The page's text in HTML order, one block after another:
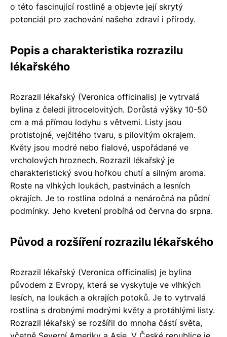
o této fascinující rostlině a objevte její skrytý
potenciál pro zachování našeho zdraví i přírody.
Popis a charakteristika rozrazilu
lékařského
Rozrazil lékařský (Veronica officinalis) je vytrvalá
bylina z čeledi jitrocelovitých. Dorůstá výšky 10-50
cm a má přímou lodyhu s větvemi. Listy jsou
protistojné, vejčitého tvaru, s pilovitým okrajem.
Květy jsou modré nebo fialové, uspořádané ve
vrcholových hroznech. Rozrazil lékařský je
charakteristický svou hořkou chutí a silným aroma.
Roste na vlhkých loukách, pastvinách a lesních
okrajích. Je to rostlina odolná a nenáročná na půdní
podmínky. Jeho kvetení probíhá od června do srpna.
Původ a rozšíření rozrazilu lékařského
Rozrazil lékařský (Veronica officinalis) je bylina
původem z Evropy, která se vyskytuje ve vlhkých
lesích, na loukách a okrajích potoků. Je to vytrvalá
rostlina s drobnými modrými květy a protáhlými listy.
Rozrazil lékařský se rozšířil do mnoha částí světa,